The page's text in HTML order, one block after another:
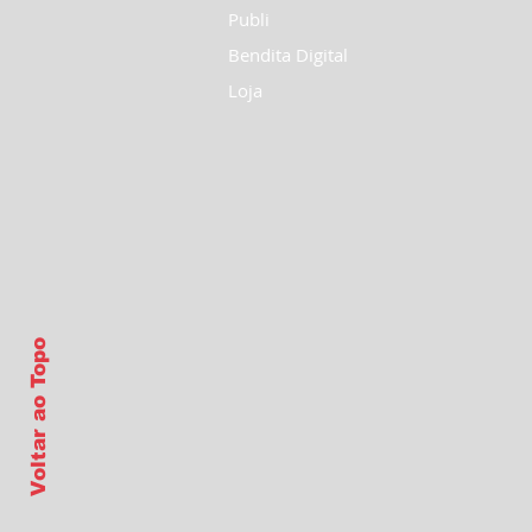
Voltar ao Topo
Publi
Bendita Digital
Loja